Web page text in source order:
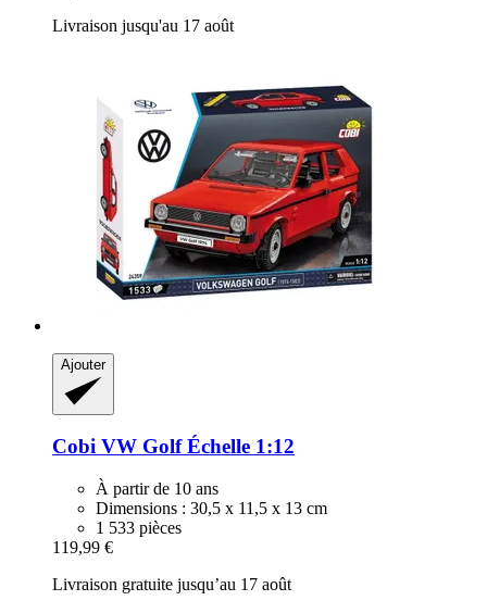
Livraison jusqu'au 17 août
Ajouter
Cobi VW Golf Échelle 1:12
À partir de 10 ans
Dimensions : 30,5 x 11,5 x 13 cm
1 533 pièces
119,99 €
Livraison gratuite jusqu’au 17 août